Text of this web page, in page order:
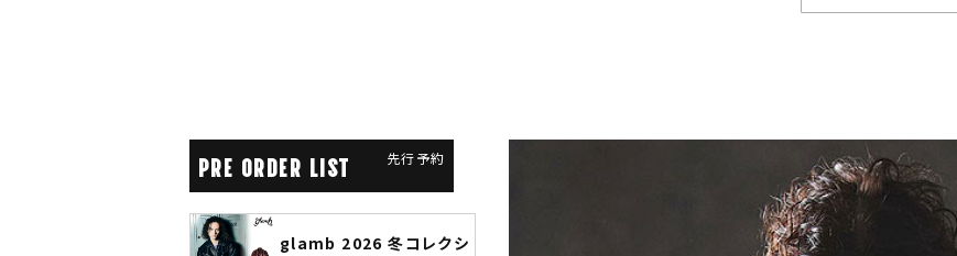
PRE ORDER LIST 先行予約
ANGENEHM 2026 秋冬
glamb × 劇